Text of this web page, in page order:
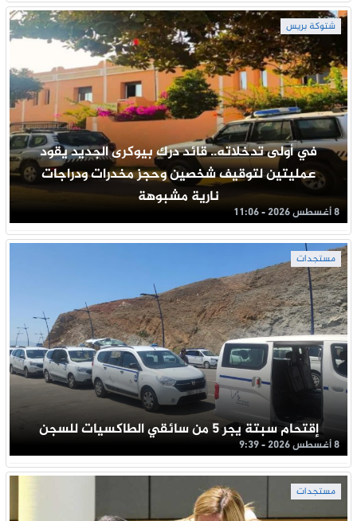
شتوكة بريس
في أولى تدخلاته.. قائد درك بيوكرى الجديد يقود
عمليتين لتوقيف شخصين وحجز مخدرات ودراجات
نارية مشبوهة
8 أغسطس 2026 - 11:06
مستجدات
إقتحام سبتة يجر 5 من سائقي الطاكسيات للسجن
8 أغسطس 2026 - 9:39
مستجدات